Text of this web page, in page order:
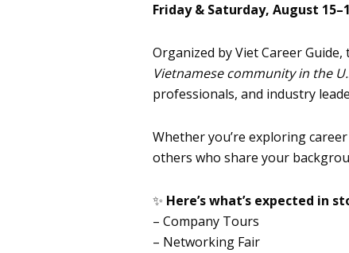
Friday & Saturday, August
Organized byViet Career Guide,
Vietnamese community in the
professionals, and industry
Whether you’re exploring
others who share your
✨ Here’s what’s expected in
– Company Tours
– Networking Fair